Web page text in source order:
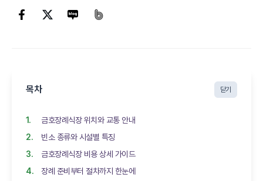
목차 닫기
금호장례식장 위치와 교통 안내
빈소 종류와 시설별 특징
금호장례식장 비용 상세 가이드
장례 준비부터 절차까지 한눈에